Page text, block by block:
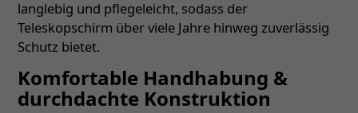
langlebig und pflegeleicht, sodass der
Teleskopschirm über viele Jahre hinweg zuverlässig
Schutz bietet.
Komfortable Handhabung &
durchdachte Konstruktion